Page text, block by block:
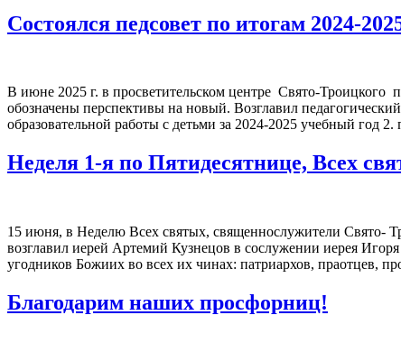
Состоялся педсовет по итогам 2024-
В июне 2025 г. в просветительском центре Свято-Троицкого
обозначены перспективы на новый. Возглавил
образовательной работы с детьми за 2024-2025 учебный год
Неделя 1-я по Пятидесятнице, Всех
15 июня, в Неделю Всех святых, священнослужители Свято-
возглавил иерей Артемий Кузнецов в сослужении иерея
угодников Божиих во всех их чинах: патриархов, праотцев,
Благодарим наших просфорниц!